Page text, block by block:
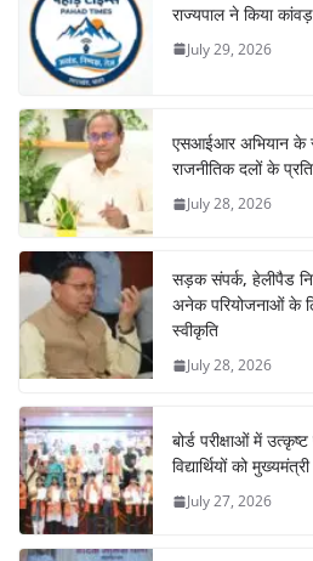
राज्यपाल ने किया
July 29, 2026
एसआईआर अभियान
राजनीतिक दलों के
July 28, 2026
सड़क संपर्क, हेलीपैड
अनेक परियोजनाओं के
स्वीकृति
July 28, 2026
बोर्ड परीक्षाओं में
विद्यार्थियों को
July 27, 2026